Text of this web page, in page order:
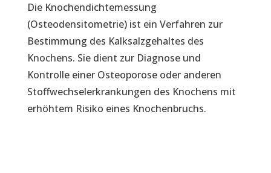
Die Knochendichtemessung
(Osteodensitometrie) ist ein Verfahren zur
Bestimmung des Kalksalzgehaltes des
Knochens. Sie dient zur Diagnose und
Kontrolle einer Osteoporose oder anderen
Stoffwechselerkrankungen des Knochens mit
erhöhtem Risiko eines Knochenbruchs.